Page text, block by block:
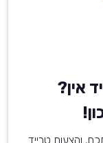
אין?
והצעות טרייד